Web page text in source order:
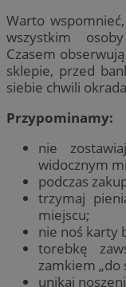
Warto
wszystkim
Czasem
sklepie, przed
siebie chwili
Przypominamy:
nie
widocznym
podczas
trzymaj
miejscu;
nie noś karty
torebkę
zamkiem „do
unikaj